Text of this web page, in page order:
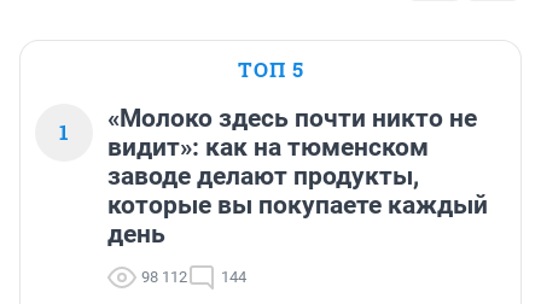
ТОП 5
1
«Молоко здесь почти никто не
видит»: как на тюменском
заводе делают продукты,
которые вы покупаете каждый
день
98 112 144